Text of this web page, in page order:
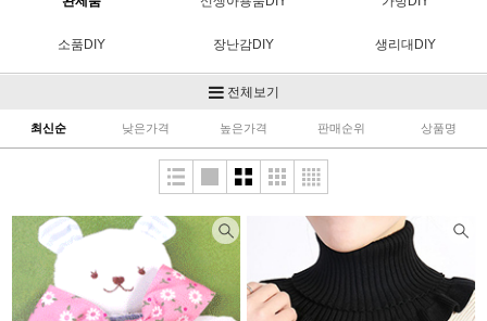
소품DIY 장난감DIY 생리대DIY
전체보기
최신순 낮은가격 높은가격 판매순위 상품명